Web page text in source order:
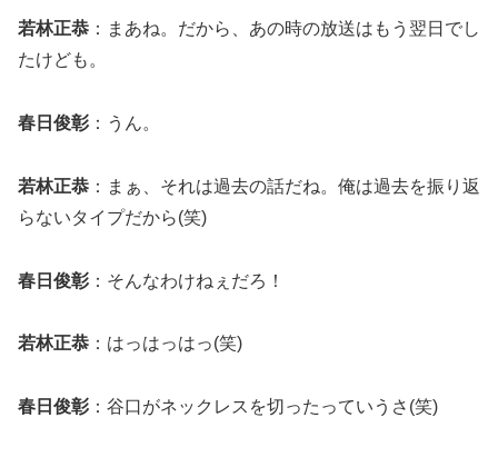
若林正恭 ：まあね。だから、あの時の放送はもう翌日でし
たけども。
春日俊彰 ：うん。
若林正恭 ：まぁ、それは過去の話だね。俺は過去を振り返
らないタイプだから(笑)
春日俊彰 ：そんなわけねぇだろ！
若林正恭 ：はっはっはっ(笑)
春日俊彰 ：谷口がネックレスを切ったっていうさ(笑)